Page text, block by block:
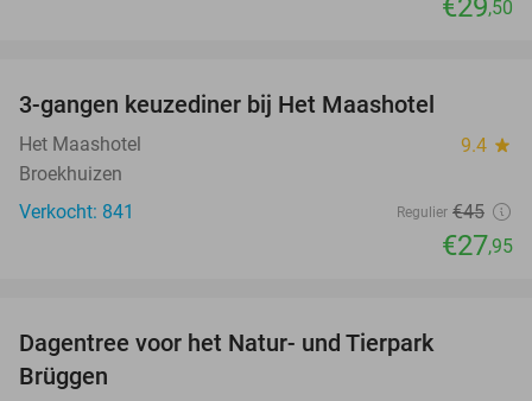
€29,50
3-gangen keuzediner bij Het Maashotel
Het Maashotel 9.4 star
Broekhuizen
Verkocht: 841
Regulier €45
€27,95
Dagentree voor het Natur- und Tierpark
Brüggen